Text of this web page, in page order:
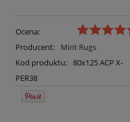
Ocena:
Producent:
Mint Rugs
Kod produktu: 80x125 ACP X-
PER38